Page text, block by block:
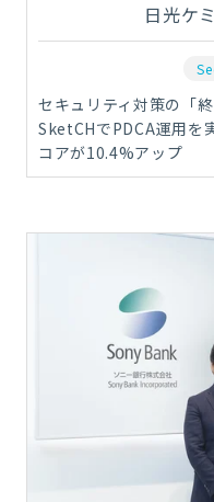
日光ケ
セキュリティ対策の「
SketCHでPDCA運用を
コアが10.4%アップ